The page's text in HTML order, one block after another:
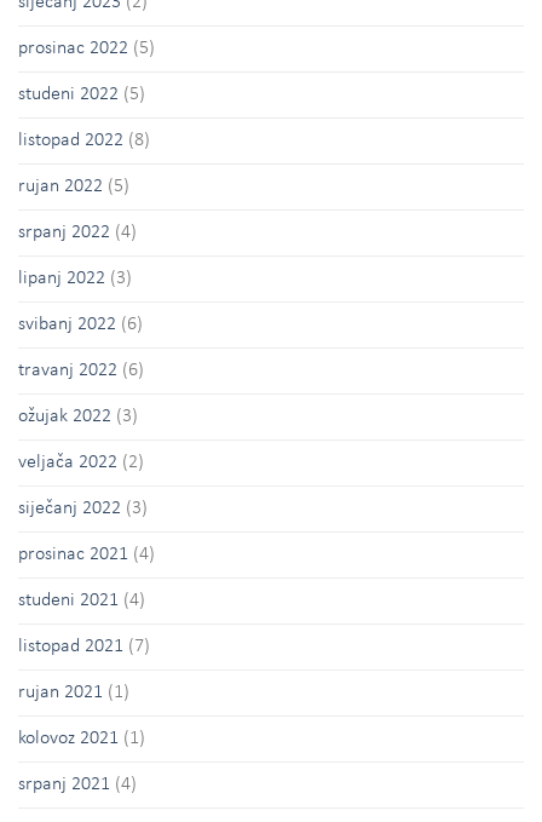
prosinac 2022 (5)
studeni 2022 (5)
listopad 2022 (8)
rujan 2022 (5)
srpanj 2022 (4)
lipanj 2022 (3)
svibanj 2022 (6)
travanj 2022 (6)
ožujak 2022 (3)
veljača 2022 (2)
siječanj 2022 (3)
prosinac 2021 (4)
studeni 2021 (4)
listopad 2021 (7)
rujan 2021 (1)
kolovoz 2021 (1)
srpanj 2021 (4)